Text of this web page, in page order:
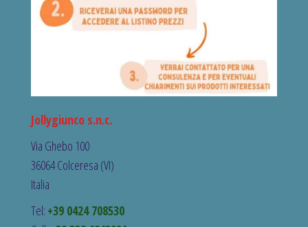
Jollygiunco s.n.c.
Via Ghebo 100
36064 Colceresa (VI)
Italia
Tel: +39 0424 708530